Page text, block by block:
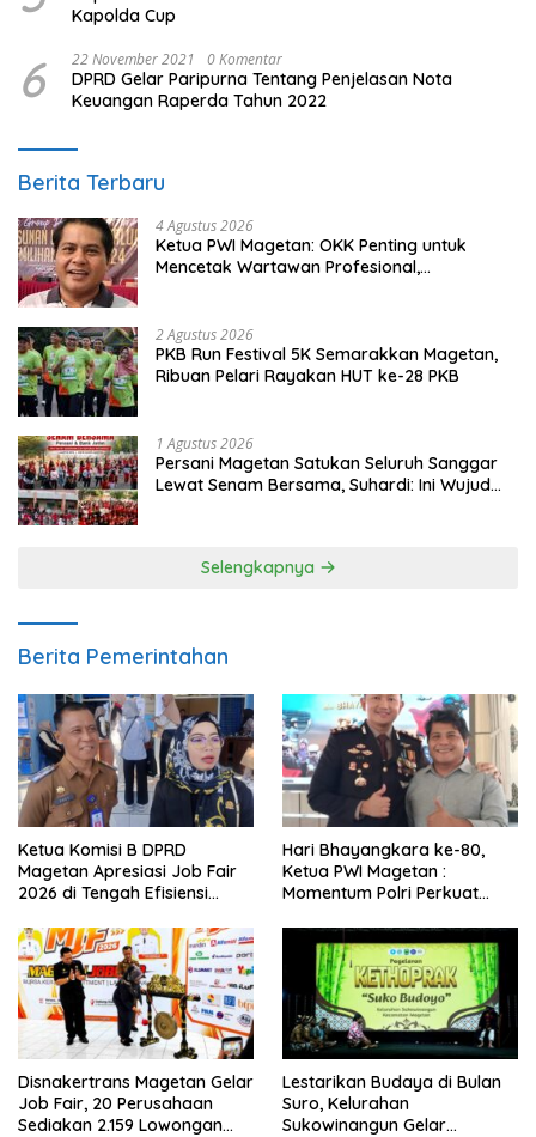
Kapolda Cup
6 22 November 2021 0 Komentar
DPRD Gelar Paripurna Tentang Penjelasan Nota
Keuangan Raperda Tahun 2022
Berita Terbaru
4 Agustus 2026
Ketua PWI Magetan: OKK Penting untuk
Mencetak Wartawan Profesional,
2 Agustus 2026
PKB Run Festival 5K Semarakkan Magetan,
Ribuan Pelari Rayakan HUT ke-28 PKB
1 Agustus 2026
Persani Magetan Satukan Seluruh Sanggar
Lewat Senam Bersama, Suhardi: Ini Wujud
Selengkapnya
Berita Pemerintahan
Ketua Komisi B DPRD
Magetan Apresiasi Job Fair
2026 di Tengah Efisiensi
Hari Bhayangkara ke-80,
Ketua PWI Magetan :
Momentum Polri Perkuat
Disnakertrans Magetan Gelar
Job Fair, 20 Perusahaan
Sediakan 2.159 Lowongan
Lestarikan Budaya di Bulan
Suro, Kelurahan
Sukowinangun Gelar